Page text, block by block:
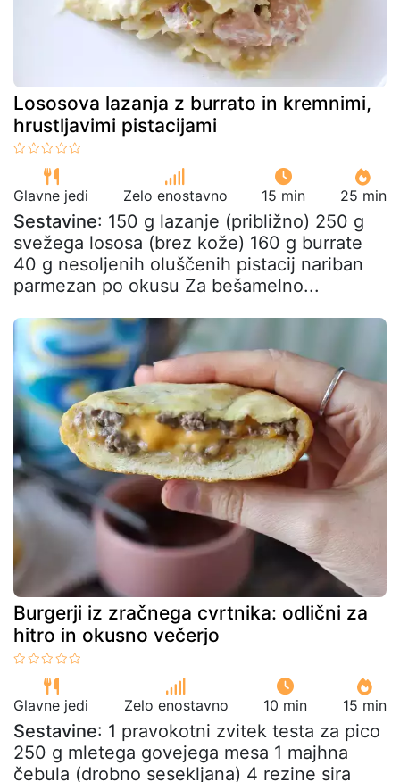
Lososova lazanja z burrato in kremnimi,
hrustljavimi pistacijami
Glavne jedi Zelo enostavno 15 min 25 min
Sestavine: 150 g lazanje (približno) 250 g
svežega lososa (brez kože) 160 g burrate
40 g nesoljenih oluščenih pistacij nariban
parmezan po okusu Za bešamelno...
Burgerji iz zračnega cvrtnika: odlični za
hitro in okusno večerjo
Glavne jedi Zelo enostavno 10 min 15 min
Sestavine: 1 pravokotni zvitek testa za pico
250 g mletega govejega mesa 1 majhna
čebula (drobno sesekljana) 4 rezine sira